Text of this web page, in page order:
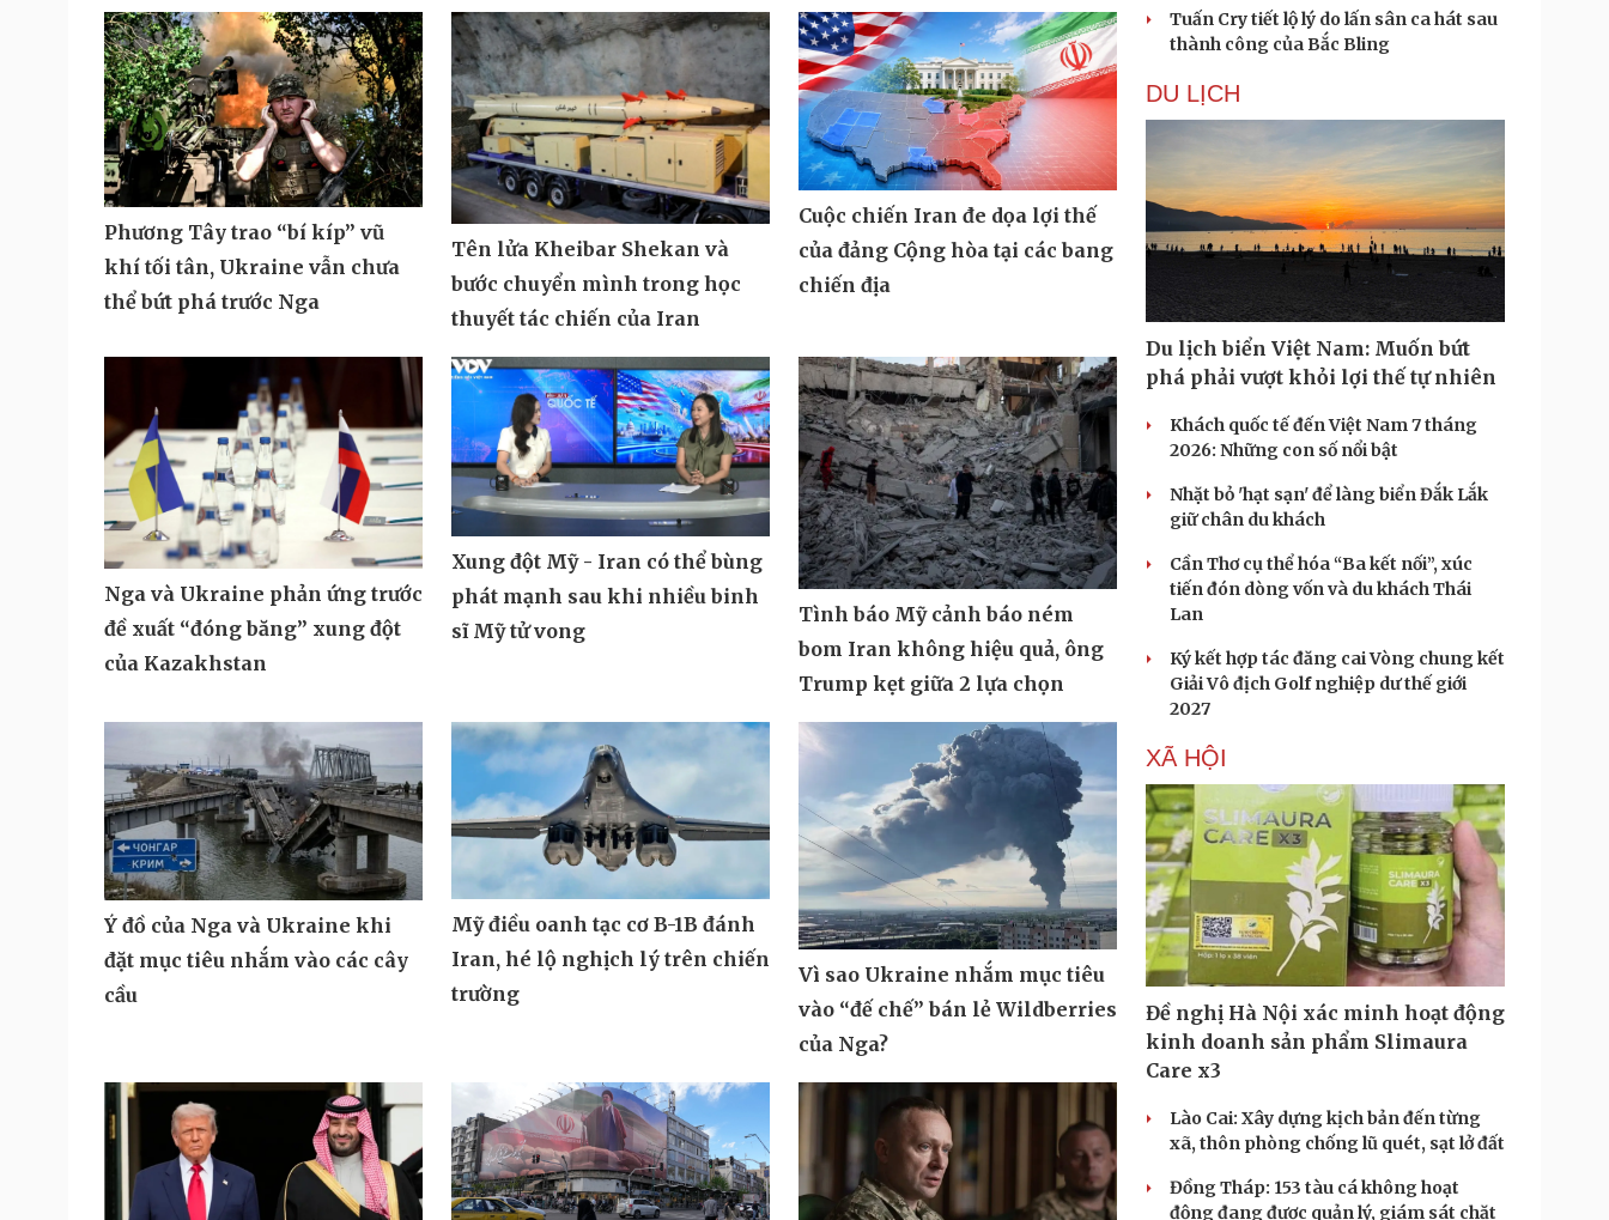
kho urani của Iran
Ukraine mở mặt trận mới trên
Biển Caspi, nguy cơ đối đầu trực
tiếp với Iran
Sau Hormuz và Biển Đỏ, biển
Caspi thành điểm nóng mới
của Iran?
Xung đột Ukraine và Iran làm
cạn kiệt kho tên lửa Patriot, Mỹ
thúc đẩy ACE giá rẻ
Phương Tây trao “bí kíp” vũ
khí tối tân, Ukraine vẫn chưa
thể bứt phá trước Nga
Tên lửa Kheibar Shekan và
bước chuyển mình trong học
thuyết tác chiến của Iran
Cuộc chiến Iran đe dọa lợi thế
của đảng Cộng hòa tại các bang
chiến địa
Nga và Ukraine phản ứng trước
đề xuất “đóng băng” xung đột
của Kazakhstan
Xung đột Mỹ - Iran có thể bùng
phát mạnh sau khi nhiều binh
sĩ Mỹ tử vong
Tình báo Mỹ cảnh báo ném
bom Iran không hiệu quả, ông
Trump kẹt giữa 2 lựa chọn
Ý đồ của Nga và Ukraine khi
đặt mục tiêu nhắm vào các cây
cầu
Mỹ điều oanh tạc cơ B-1B đánh
Iran, hé lộ nghịch lý trên chiến
trường
Vì sao Ukraine nhắm mục tiêu
Tuấn Cry tiết lộ lý do lấn sân ca hát sau
thành công của Bắc Bling
DU LỊCH
Du lịch biển Việt Nam: Muốn bứt
phá phải vượt khỏi lợi thế tự nhiên
Khách quốc tế đến Việt Nam 7 tháng
2026: Những con số nổi bật
Nhặt bỏ 'hạt sạn' để làng biển Đắk Lắk
giữ chân du khách
Cần Thơ cụ thể hóa “Ba kết nối”, xúc
tiến đón dòng vốn và du khách Thái
Lan
Ký kết hợp tác đăng cai Vòng chung kết
Giải Vô địch Golf nghiệp dư thế giới
2027
XÃ HỘI
Đề nghị Hà Nội xác minh hoạt động
kinh doanh sản phẩm Slimaura
Care x3
Lào Cai: Xây dựng kịch bản đến từng
xã, thôn phòng chống lũ quét, sạt lở đất
Đồng Tháp: 153 tàu cá không hoạt
động đang được quản lý, giám sát chặt